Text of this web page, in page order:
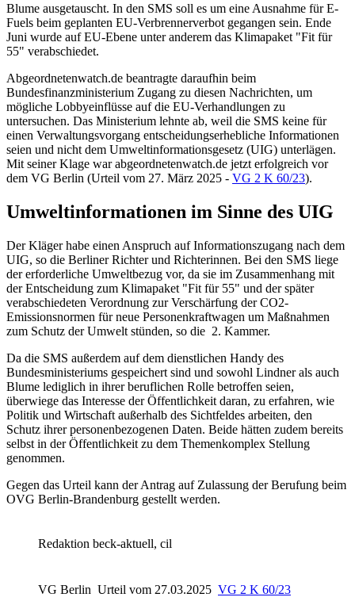
Blume ausgetauscht. In den SMS soll es um eine Ausnahme für E-
Fuels beim geplanten EU-Verbrennerverbot gegangen sein. Ende
Juni wurde auf EU-Ebene unter anderem das Klimapaket "Fit für
55" verabschiedet.
Abgeordnetenwatch.de beantragte daraufhin beim
Bundesfinanzministerium Zugang zu diesen Nachrichten, um
mögliche Lobbyeinflüsse auf die EU-Verhandlungen zu
untersuchen. Das Ministerium lehnte ab, weil die SMS keine für
einen Verwaltungsvorgang entscheidungserhebliche Informationen
seien und nicht dem Umweltinformationsgesetz (UIG) unterlägen.
Mit seiner Klage war abgeordnetenwatch.de jetzt erfolgreich vor
dem VG Berlin (Urteil vom 27. März 2025 - VG 2 K 60/23).
Umweltinformationen im Sinne des UIG
Der Kläger habe einen Anspruch auf Informationszugang nach dem
UIG, so die Berliner Richter und Richterinnen. Bei den SMS liege
der erforderliche Umweltbezug vor, da sie im Zusammenhang mit
der Entscheidung zum Klimapaket "Fit für 55" und der später
verabschiedeten Verordnung zur Verschärfung der CO2-
Emissionsnormen für neue Personenkraftwagen um Maßnahmen
zum Schutz der Umwelt stünden, so die 2. Kammer.
Da die SMS außerdem auf dem dienstlichen Handy des
Bundesministeriums gespeichert sind und sowohl Lindner als auch
Blume lediglich in ihrer beruflichen Rolle betroffen seien,
überwiege das Interesse der Öffentlichkeit daran, zu erfahren, wie
Politik und Wirtschaft außerhalb des Sichtfeldes arbeiten, den
Schutz ihrer personenbezogenen Daten. Beide hätten zudem bereits
selbst in der Öffentlichkeit zu dem Themenkomplex Stellung
genommen.
Gegen das Urteil kann der Antrag auf Zulassung der Berufung beim
OVG Berlin-Brandenburg gestellt werden.
Redaktion beck-aktuell, cil
VG Berlin Urteil vom 27.03.2025 VG 2 K 60/23